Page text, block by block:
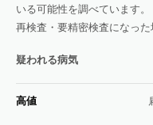
いる可能性を調べています。
再検査・要精密検査になった
疑われる病気
高値